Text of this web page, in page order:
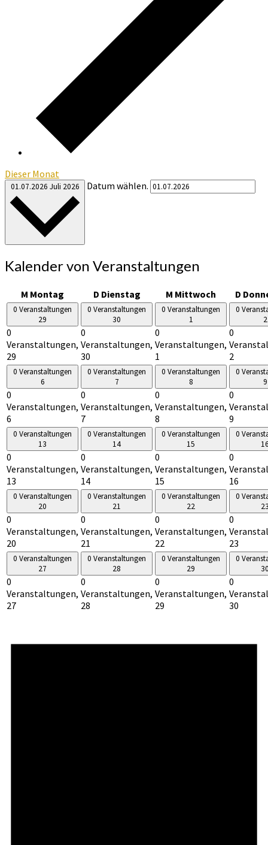
Dieser Monat
01.07.2026 Juli 2026 Datum wählen.
Kalender von Veranstaltungen
M Montag D Dienstag M Mittwoch D
0 Veranstaltungen
29
0
Veranstaltungen,
29
0 Veranstaltungen
30
0
Veranstaltungen,
30
0 Veranstaltungen
1
0
Veranstaltungen,
1
0
2
0
2
0 Veranstaltungen
6
0
Veranstaltungen,
6
0 Veranstaltungen
7
0
Veranstaltungen,
7
0 Veranstaltungen
8
0
Veranstaltungen,
8
0
9
0
9
0 Veranstaltungen
13
0
Veranstaltungen,
13
0 Veranstaltungen
14
0
Veranstaltungen,
14
0 Veranstaltungen
15
0
Veranstaltungen,
15
0
0
16
0 Veranstaltungen
20
0
Veranstaltungen,
20
0 Veranstaltungen
21
0
Veranstaltungen,
21
0 Veranstaltungen
22
0
Veranstaltungen,
22
0
0
23
0 Veranstaltungen
27
0
Veranstaltungen,
27
0 Veranstaltungen
28
0
Veranstaltungen,
28
0 Veranstaltungen
29
0
Veranstaltungen,
29
0
0
30